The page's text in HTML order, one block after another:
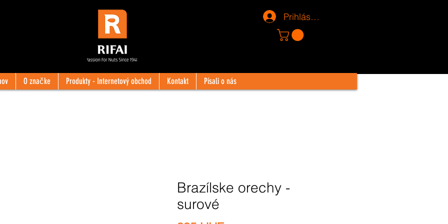
Prihlásiť sa
O značke Produkty - Internetový obchod Kontakt Písali o nás
Brazílske orechy -
surové